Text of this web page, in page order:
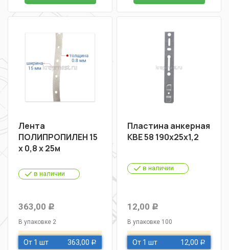
Лента
ПОЛИПРОПИЛЕН 15
х 0,8 х 25м
в наличии
363,00 Р
В упаковке 2
От 1 шт 363,00 Р
Пластина анкерная
КВЕ 58 190х25х1,2
в наличии
12,00 Р
В упаковке 100
От 1 шт 12,00 Р